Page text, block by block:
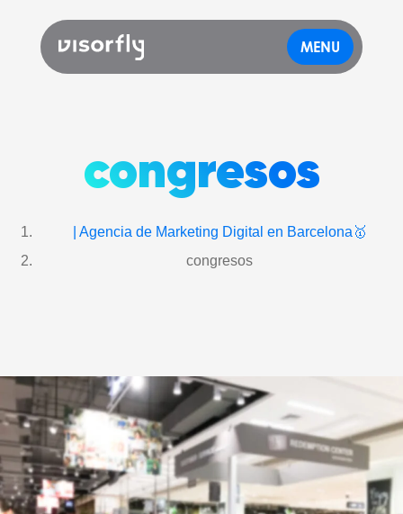
MENU
congresos
| Agencia de Marketing Digital en Barcelona🥇
congresos